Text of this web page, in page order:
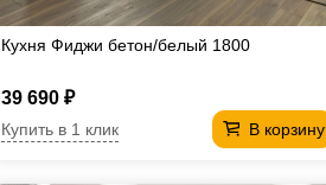
Кухня Фиджи бетон/белый 1800
39 690 ₽
В корзину
Купить в 1 клик